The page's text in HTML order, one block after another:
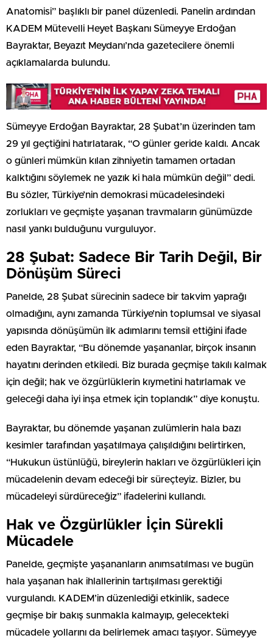
Anatomisi” başlıklı bir panel düzenledi. Panelin ardından
KADEM Mütevelli Heyet Başkanı Sümeyye Erdoğan
Bayraktar, Beyazıt Meydanı’nda gazetecilere önemli
açıklamalarda bulundu.
Sümeyye Erdoğan Bayraktar, 28 Şubat’ın üzerinden tam
29 yıl geçtiğini hatırlatarak, “O günler geride kaldı. Ancak
o günleri mümkün kılan zihniyetin tamamen ortadan
kalktığını söylemek ne yazık ki hala mümkün değil” dedi.
Bu sözler, Türkiye’nin demokrasi mücadelesindeki
zorlukları ve geçmişte yaşanan travmaların günümüzde
nasıl yankı bulduğunu vurguluyor.
28 Şubat: Sadece Bir Tarih Değil, Bir
Dönüşüm Süreci
Panelde, 28 Şubat sürecinin sadece bir takvim yaprağı
olmadığını, aynı zamanda Türkiye’nin toplumsal ve siyasal
yapısında dönüşümün ilk adımlarını temsil ettiğini ifade
eden Bayraktar, “Bu dönemde yaşananlar, birçok insanın
hayatını derinden etkiledi. Biz burada geçmişe takılı kalmak
için değil; hak ve özgürlüklerin kıymetini hatırlamak ve
geleceği daha iyi inşa etmek için toplandık” diye konuştu.
Bayraktar, bu dönemde yaşanan zulümlerin hala bazı
kesimler tarafından yaşatılmaya çalışıldığını belirtirken,
“Hukukun üstünlüğü, bireylerin hakları ve özgürlükleri için
mücadelenin devam edeceği bir süreçteyiz. Bizler, bu
mücadeleyi sürdüreceğiz” ifadelerini kullandı.
Hak ve Özgürlükler İçin Sürekli
Mücadele
Panelde, geçmişte yaşananların anımsatılması ve bugün
hala yaşanan hak ihlallerinin tartışılması gerektiği
vurgulandı. KADEM’in düzenlediği etkinlik, sadece
geçmişe bir bakış sunmakla kalmayıp, gelecekteki
mücadele yollarını da belirlemek amacı taşıyor. Sümeyye